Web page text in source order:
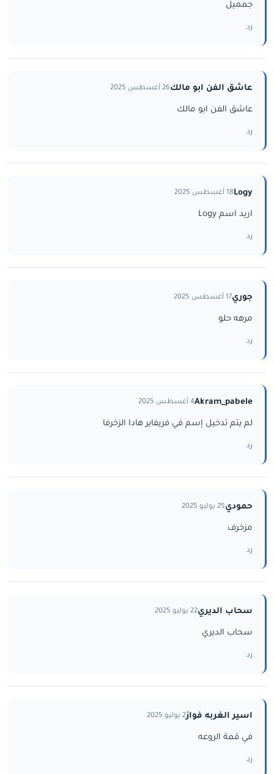
جمميل
رد
عاشق الفن ابو مالك26 أغسطس 2025
عاشق الفن ابو مالك
رد
Logy18 أغسطس 2025
اريد اسم Logy
رد
جوري17 أغسطس 2025
مرهه حلو
رد
Akram_pabele4 أغسطس 2025
لم يتم تدخيل إسم في فريفاير هادا الزخرفا
رد
حمودي25 يوليو 2025
مزخرف
رد
سحاب الديري22 يوليو 2025
سحاب الديري
رد
اسير الغربه فواز2 يوليو 2025
في قمة الروعه
رد